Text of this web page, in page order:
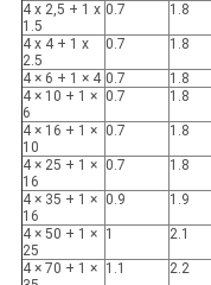
4 x 2,5 + 1 x
1.5
0.7 1.8
4 x 4 + 1 x
2.5
0.7 1.8
4 × 6 + 1 × 4 0.7 1.8
4 × 10 + 1 ×
6
0.7 1.8
4 × 16 + 1 ×
10
0.7 1.8
4 × 25 + 1 ×
16
0.7 1.8
4 × 35 + 1 ×
16
0.9 1.9
4 × 50 + 1 ×
25
1 2.1
4 × 70 + 1 × 1.1 2.2